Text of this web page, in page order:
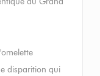
disparition qui